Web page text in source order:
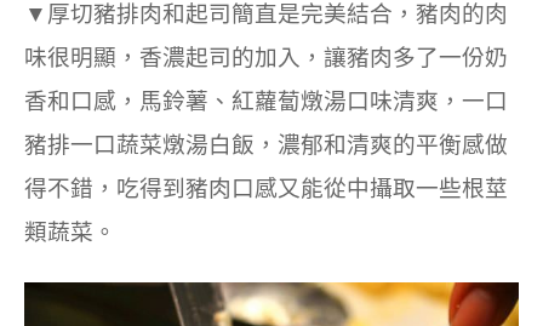
▼厚切豬排肉和起司簡直是完美結合，豬肉的肉
味很明顯，香濃起司的加入，讓豬肉多了一份奶
香和口感，馬鈴薯、紅蘿蔔燉湯口味清爽，一口
豬排一口蔬菜燉湯白飯，濃郁和清爽的平衡感做
得不錯，吃得到豬肉口感又能從中攝取一些根莖
類蔬菜。